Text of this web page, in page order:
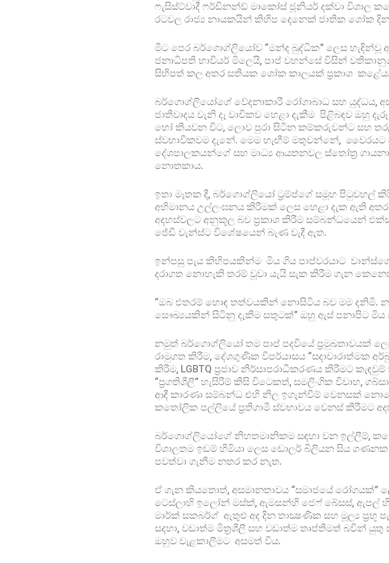
ෆැසිස්ට්වාදී ෆර්ඩිනන්ඩ් මාකෝස් ජූනියර් දක්වා
රටවල රාජ්‍ය නායකයින් කිහිප දෙනෙක් ජාතික ශෝක දින
මීට පෙර බර්ගොග්ලියෝව “මන්ද බුද්ධික” ලෙස හැඳින්වූ
ජනාධිපති හාවියර් මිලෙයි, පාප් වහන්සේ විසින්
සිහිපත් කල අතර සතියක ශෝක කාලයක් ප්‍රකාශ
බර්ගොග්ලියෝගේ වේදනාකාරී රෝගාබාධ සහ යුද්ධය,
ජාතිවාදය වැනි දෑ වාචිකව හෙළා දැකීම පිළිබඳව ඔහු
හෝ කියවන විට, ලොව පුරා සිටින කම්කරුවන්ට සහ
ස්වභාවිකවම දැනේ. මෙම හැඟීම් මතුවන්නේ, වෛරයට
දේශපාලකයන්ගේ සහ මාධ්‍ය ආයතනවල ස්තෝත්‍ර
නොතකාය.
ඉතා මෑතක දී, බර්ගොග්ලියෝ ට්‍රම්ප්ගේ සමූහ පිටුවහල්
අභිමානය උල්ලංඝනය කිරීමක් ලෙස හෙළා දැක ඇති
අදහස්වලට අනුකූල බව ප්‍රකාශ කිරීම සම්බන්ධයෙන්
ජේඩී වැන්ස්ට විශේෂයෙන් බැණ වැදී ඇත.
ඉන්පසු පැය කිහිපයකින්ම මිය ගිය පාප්වරයාට වාන්ස්ගේ
දරාගත නොහැකි තරම් වූවා යැයි සැක කිරීම ගැන
“ඔබ එතරම් හොඳ තත්වයකින් නොසිටිය බව මම දනිමි.
සෞඛ්‍යයකින් සිටිනු දැකීම සතුටක්” ඔහු ඇස් පනාපිට මිය
නමුත් බර්ගොග්ලියෝ තම පාප් පදවියේ ප්‍රමුඛතාවයක්
රාමුගත කිරීම, දේශගුණික විපර්යාසය “සදාචාරාත්මක
කිරීම, LGBTQ ප්‍රජාව නිර්සාපරාධීකරණය කිරීමට
“ප්‍රගතිශීලී” හැසිරීම් කිසි විටෙකත්, සමලිංගික විවාහ,
ආදී කාරණා සම්බන්ධ එහි නිල ඉගැන්වීම් වෙනසක්
කතෝලික පල්ලියේ ප්‍රතිගාමී ස්වභාවය වෙනස් කිරීමට
බර්ගොග්ලියෝගේ නිහතමානිකම සඳහා වන ඉල්ලීම්,
විශාලතම ඉඩම් හිමියා ලෙස ඩොලර් බිලියන සිය
පවත්වා ගැනීම නතර කර නැත.
ඒ ගැන කියතොත්, අසමානතාවය “සමාජයේ රෝගයක්”
ටෙස්ලාහි ඉලෝන් මස්ක්, ඇමසන්හි ජෙෆ් බේසස්, ඇපල්
මාර්ක් සකබර්ග් ඇතුළු අද දින තාක්‍ෂණික සහ මූල්‍ය ප්‍රභූ
සදහා, වඩාත්ම මිත්‍රශීලී සහ වඩාත්ම තෘප්තිමත් බවින්
ඔහුව වැළකාලීමට අසමත් විය.